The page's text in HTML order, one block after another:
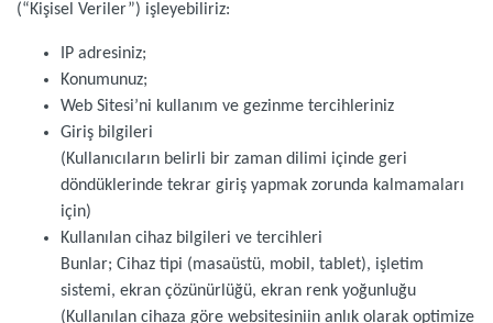
(“Kişisel Veriler”) işleyebiliriz:
IP adresiniz;
Konumunuz;
Web Sitesi’ni kullanım ve gezinme tercihleriniz
Giriş bilgileri
(Kullanıcıların belirli bir zaman dilimi içinde geri
döndüklerinde tekrar giriş yapmak zorunda kalmamaları
için)
Kullanılan cihaz bilgileri ve tercihleri
Bunlar; Cihaz tipi (masaüstü, mobil, tablet), işletim
sistemi, ekran çözünürlüğü, ekran renk yoğunluğu
(Kullanılan cihaza göre websitesiniin anlık olarak optimize